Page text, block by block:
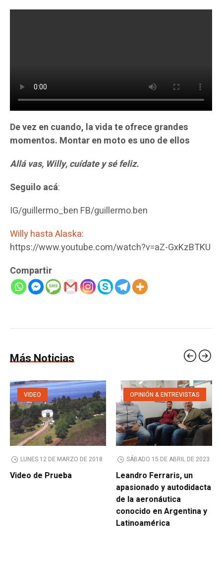
De vez en cuando, la vida te ofrece grandes
momentos. Montar en moto es uno de ellos
Allá vas, Willy, cuídate y sé feliz.
Seguilo acá:
IG/guillermo_ben FB/guillermo.ben
Willy hasta Alaska:
https://www.youtube.com/watch?v=aZ-GxKzBTKU
Compartir
Más Noticias
VIDEO
LUNES 12 DE MARZO DE 2018
Video de Prueba
OPINIÓN & ENTREVISTAS
SÁBADO 15 DE ABRIL DE 2023
Leandro Ferraris, un
apasionado y autodidacta
de la aeronáutica
conocido en Argentina y
Latinoamérica